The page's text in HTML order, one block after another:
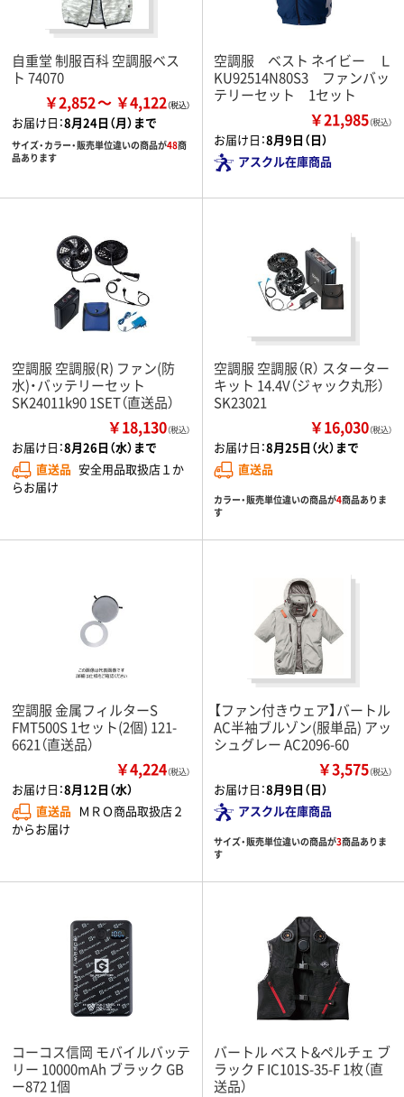
自重堂 制服百科 空調服ベス
ト 74070
￥2,852 ￥4,122
お届け日：8月24日（月）まで
サイズ・カラー・販売単位違いの商品が48商
品あります
空調服 ベスト ネイビー Ｌ
KU92514N80S3 ファンバッ
テリーセット 1セット
￥21,985（税込）
お届け日：8月9日（日）
アスクル在庫商品
空調服 空調服(R) ファン(防
水)・バッテリーセット
SK24011k90 1SET（直送品）
￥18,130（税込）
お届け日：8月26日（水）まで
直送品 安全用品取扱店１か
らお届け
空調服 空調服（R） スターター
キット 14.4V（ジャック丸形）
SK23021
￥16,030（税込）
お届け日：8月25日（火）まで
直送品
カラー・販売単位違いの商品が4商品ありま
す
空調服 金属フィルターS
FMT500S 1セット(2個) 121-
6621（直送品）
￥4,224（税込）
お届け日：8月12日（水）
直送品 ＭＲＯ商品取扱店２
からお届け
【ファン付きウェア】バートル
AC半袖ブルゾン(服単品) アッ
シュグレー AC2096-60
￥3,575（税込）
お届け日：8月9日（日）
アスクル在庫商品
サイズ・販売単位違いの商品が3商品ありま
す
コーコス信岡 モバイルバッテ
リー 10000mAh ブラック GB
ー872 1個
バートル ベスト&ペルチェ ブ
ラック F IC101S-35-F 1枚（直
送品）